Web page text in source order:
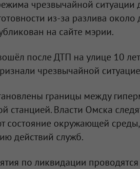
чрезвычайной ситуации
из-за разлива около
на сайте мэрии.
после ДТП на улице 10
чрезвычайной
границы между
станцией. Власти Омска
состояние окружающей
действий служб.
по ликвидации